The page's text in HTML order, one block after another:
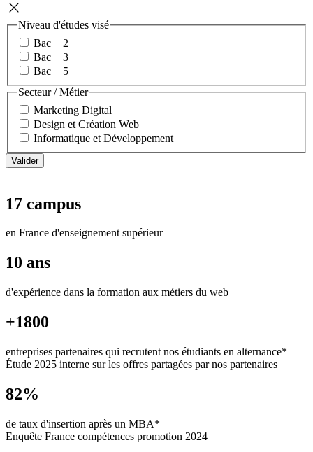
Niveau d'études visé
Bac + 2
Bac + 3
Bac + 5
Secteur / Métier
Marketing Digital
Design et Création Web
Informatique et Développement
17 campus
en France d'enseignement supérieur
10 ans
d'expérience dans la formation aux métiers du web
+1800
entreprises partenaires qui recrutent nos étudiants en alternance*
Étude 2025 interne sur les offres partagées par nos partenaires
82%
de taux d'insertion après un MBA*
Enquête France compétences promotion 2024